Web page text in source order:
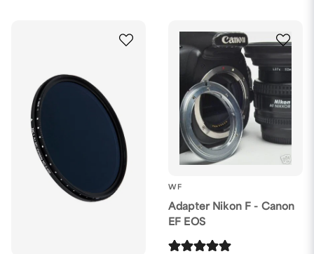
WF
Adapter Nikon F - Canon
EF EOS